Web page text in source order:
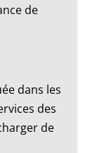
de
dans les
des
de